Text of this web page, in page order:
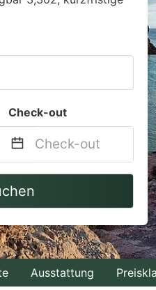
Check-out
Navigate
to
interact
with
the
Ausstattung